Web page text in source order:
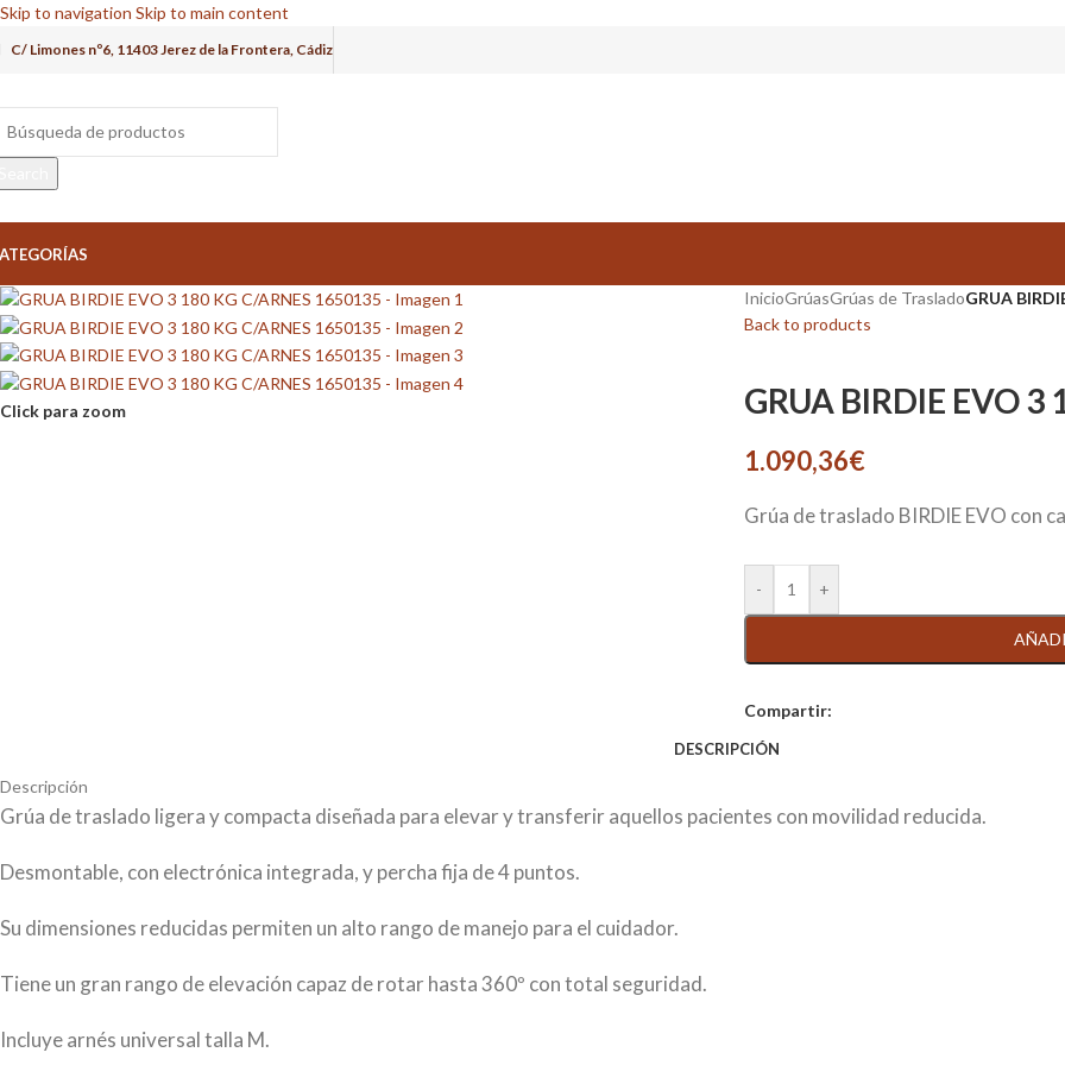
Skip to navigation Skip to main content
C/ Limones nº6, 11403 Jerez de la Frontera, Cádiz
Click para zoom
InicioGrúasGrúas de TrasladoGRUA
Back to products
GRUA BIRDIE EVO 3
1.090,36€
Grúa de traslado BIRDIE EVO con
Compartir:
DESCRIPCIÓN
Descripción
Grúa de traslado ligera y compacta diseñada para elevar y transferir aquellos pacientes con movilidad reducida.
Desmontable, con electrónica integrada, y percha fija de 4 puntos.
Su dimensiones reducidas permiten un alto rango de manejo para el cuidador.
Tiene un gran rango de elevación capaz de rotar hasta 360º con total seguridad.
Incluye arnés universal talla M.